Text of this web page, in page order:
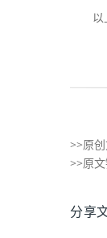
>>原
>>原文
分享